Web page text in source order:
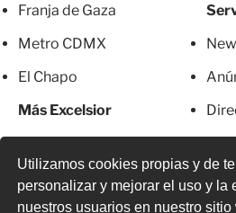
Utilizamos cookies propias y de
personalizar y mejorar el uso y la
nuestros usuarios en nuestro sitio
Franja de Gaza
Metro CDMX
El Chapo
Más Excelsior
© 2026 Todos los derechos reservados.